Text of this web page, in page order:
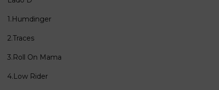
1.Humdinger
2.Traces
3.Roll On Mama
4.Low Rider